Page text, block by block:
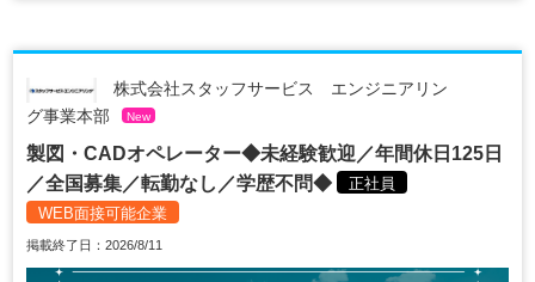
株式会社スタッフサービス エンジニアリン
グ事業本部
New
製図・CADオペレーター◆未経験歓迎／年間休日125日
／全国募集／転勤なし／学歴不問◆
正社員
WEB面接可能企業
掲載終了日：2026/8/11